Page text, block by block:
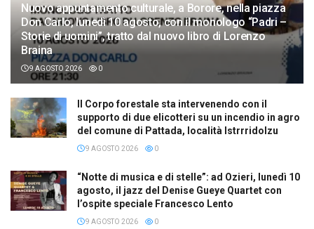
Nuovo appuntamento culturale, a Borore, nella piazza
Don Carlo, lunedì 10 agosto, con il monologo “Padri –
Storie di uomini”, tratto dal nuovo libro di Lorenzo
Braina
9 AGOSTO 2026 0
Il Corpo forestale sta intervenendo con il
supporto di due elicotteri su un incendio in agro
del comune di Pattada, località Istrrridolzu
9 AGOSTO 2026 0
“Notte di musica e di stelle”: ad Ozieri, lunedì 10
agosto, il jazz del Denise Gueye Quartet con
l’ospite speciale Francesco Lento
9 AGOSTO 2026 0